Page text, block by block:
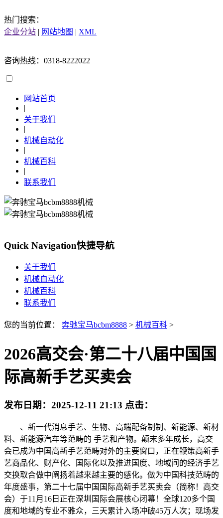
热门搜索：
企业分站 | 网站地图 | XML
咨询热线：0318-8222022
网站首页
|
关于我们
|
机械自动化
|
机械百科
|
联系我们
Quick Navigation快捷导航
关于我们
机械自动化
机械百科
联系我们
您的当前位置： 奔驰宝马bcbm8888 > 机械百科 >
2026高交会·第二十八届中国国
际高新手艺买卖会
发布日期： 2025-12-11 21:13 点击：
、新一代消息手艺、生物、高端配备制制、新能源、新材
料、新能源汽车等范畴的 手艺和产物。颠末多年成长，高交
会已成为中国高新手艺范畴对外的主要窗口，正在鞭策高新手
艺商品化、财产化、国际化以及推进国度、地域间的经济手艺
交换取合做中阐扬着越来越主要的感化。做为中国科技范畴的
年度盛事，第二十七届中国国际高新手艺买卖会（简称！高交
会）于11月16日正在深圳国际会展核心闭幕！全球120多个国
度和地域的专业不雅众，三天累计入场冲破45万人次；现场发